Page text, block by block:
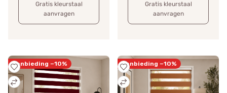
Gratis kleurstaal
aanvragen
Gratis kleurstaal
aanvragen
Aanbieding −10% Aanbieding −10%